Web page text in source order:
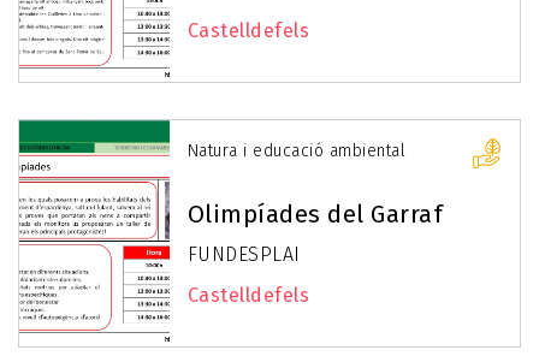
Castelldefels
Natura i educació ambiental
Olimpíades del Garraf
FUNDESPLAI
Castelldefels